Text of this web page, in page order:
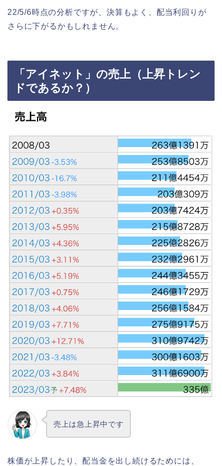
22/5/6時点の分析ですが、決算もよく、配当利回りが
さらに下がるかもしれません。
「アイネット」の売上（上昇トレン
ドであるか？）
売上は急上昇中です
株価が上昇したり、配当金を出し続けるためには、